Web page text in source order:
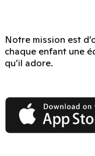
Notre mission est
chaque enfant une
qu’il adore.
App Store